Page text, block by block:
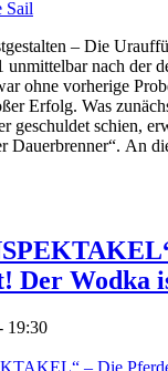
– Die
nach der
ohne vorherige
Erfolg. Was
geschuldet schien,
Dauerbrenner“. An
Der Wodka
19:30